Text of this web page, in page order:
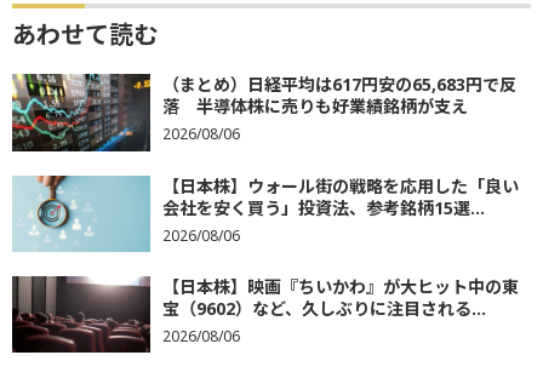
あわせて読む
（まとめ）日経平均は617円安の65,683円で反
落 半導体株に売りも好業績銘柄が支え
2026/08/06
【日本株】ウォール街の戦略を応用した「良い
会社を安く買う」投資法、参考銘柄15選...
2026/08/06
【日本株】映画『ちいかわ』が大ヒット中の東
宝（9602）など、久しぶりに注目される...
2026/08/06